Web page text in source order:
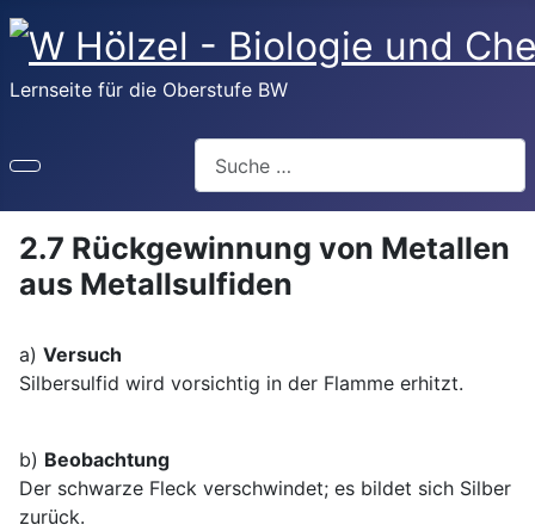
Lernseite für die Oberstufe BW
2.7 Rückgewinnung von Metallen
aus Metallsulfiden
a) Versuch
Silbersulfid wird vorsichtig in der Flamme erhitzt.
b) Beobachtung
Der schwarze Fleck verschwindet; es bildet sich Silber
zurück.